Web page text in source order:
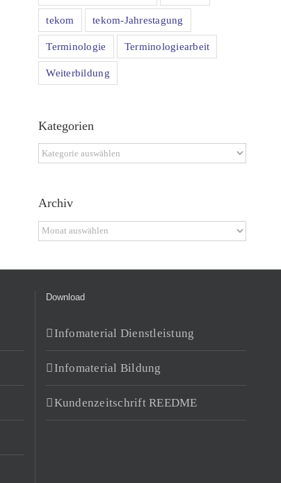
tekom tekom-Jahrestagung
Terminologie Terminologiearbeit
Weiterbildung
Kategorien
Kategorien
Archiv
Archiv
Download
Infomaterial Dienstleistung
Infomaterial Bildung
Kundenzeitschrift REEDME